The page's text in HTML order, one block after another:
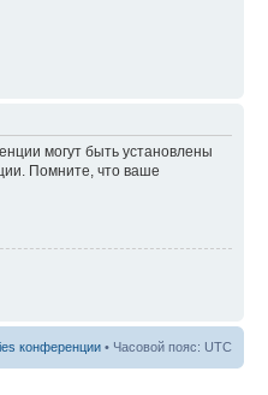
могут быть установлены
Помните, что ваше
конференции • Часовой пояс: UTC